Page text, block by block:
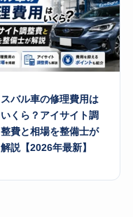
スバル車の修理費用は
いくら？アイサイト調
整費と相場を整備士が
解説【2026年最新】